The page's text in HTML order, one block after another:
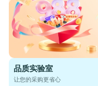
品质实验室
让您的采购更省心